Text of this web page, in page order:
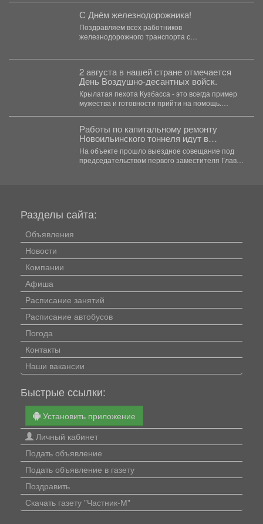
С Днём железнодорожника!
Поздравляем всех работников
железнодорожного транспорта с
2 августа в нашей стране отмечается
День Воздушно-десантных войск.
Крылатая пехота Кузбасса - это всегда пример
мужества и готовности прийти на помощь.
Работы по капитальному ремонту
Новоильинского тоннеля идут в
соответствии с графиком
На объекте прошло выездное совещание под
председательством первого заместителя Главы
Разделы сайта:
Объявления
Новости
Компании
Афиша
Расписание занятий
Расписание автобусов
Погода
Контакты
Наши вакансии
Быстрые ссылки:
Установить приложение
Личный кабинет
Подать объявление
Подать объявление в газету
Поздравить
Скачать газету "Частник-М"